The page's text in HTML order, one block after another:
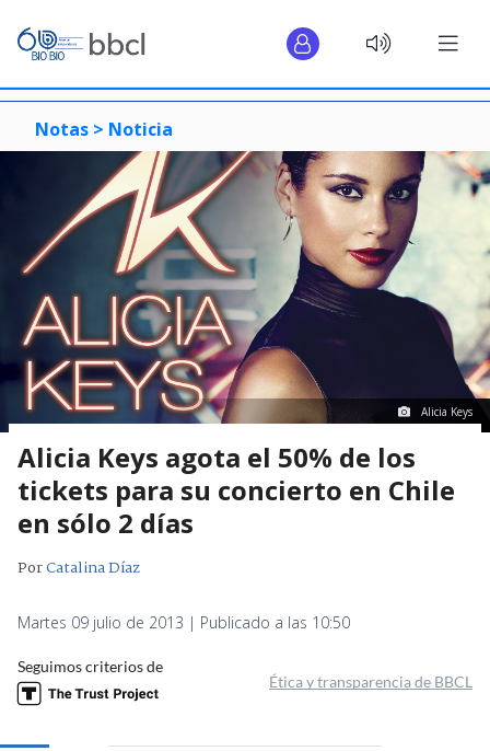
Notas > Noticia
Alicia Keys
Alicia Keys agota el 50% de los
tickets para su concierto en Chile
en sólo 2 días
PorCatalina Díaz
Martes 09 julio de 2013 | Publicado a las 10:50
Seguimos criterios de
Ética y transparencia de BBCL